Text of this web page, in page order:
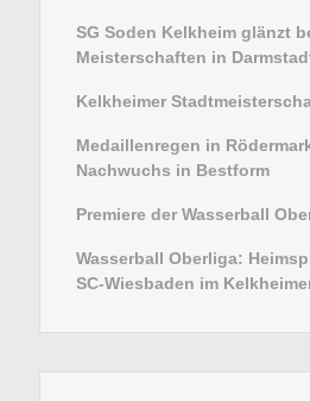
SG Soden Kelkheim glänzt
Meisterschaften in
Kelkheimer
Medaillenregen in
Nachwuchs in Bestform
Premiere der Wasserball
Wasserball Oberliga:
SC-Wiesbaden im